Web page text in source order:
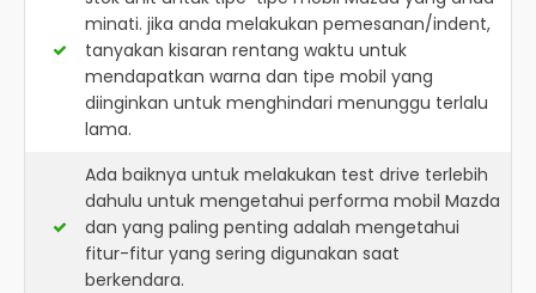
minati. jika anda melakukan pemesanan/indent,
tanyakan kisaran rentang waktu untuk
mendapatkan warna dan tipe mobil yang
diinginkan untuk menghindari menunggu terlalu
lama.
Ada baiknya untuk melakukan test drive terlebih
dahulu untuk mengetahui performa mobil Mazda
dan yang paling penting adalah mengetahui
fitur-fitur yang sering digunakan saat
berkendara.